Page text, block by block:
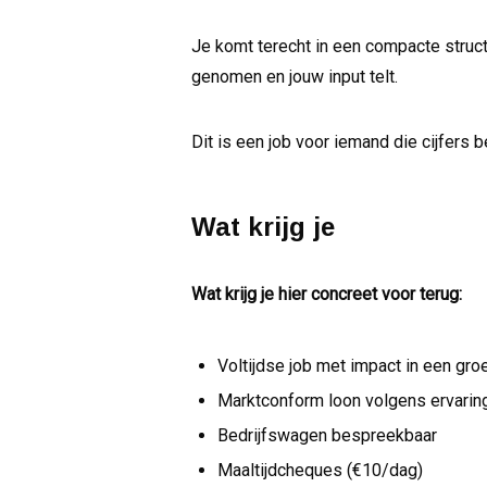
Je komt terecht in een compacte
genomen en jouw input telt.
Dit is een job voor iemand die cijfers
Wat krijg je
Wat krijg je hier concreet voor terug:
Voltijdse job met impact in een
Marktconform loon volgens
Bedrijfswagen bespreekbaar
Maaltijdcheques (€10/dag)